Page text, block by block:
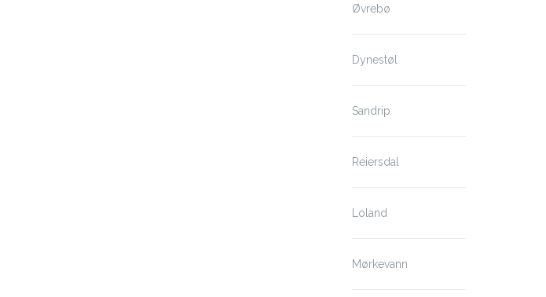
Øvrebø
Dynestøl
Sandrip
Reiersdal
Loland
Mørkevann